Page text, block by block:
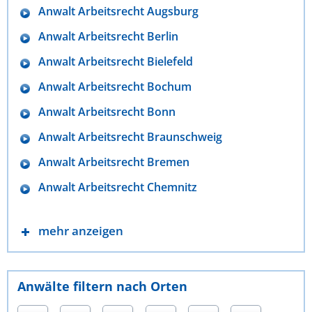
Anwalt Arbeitsrecht Augsburg
Anwalt Arbeitsrecht Berlin
Anwalt Arbeitsrecht Bielefeld
Anwalt Arbeitsrecht Bochum
Anwalt Arbeitsrecht Bonn
Anwalt Arbeitsrecht Braunschweig
Anwalt Arbeitsrecht Bremen
Anwalt Arbeitsrecht Chemnitz
mehr anzeigen
Anwälte filtern nach Orten